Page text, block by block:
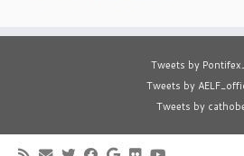
Tweets by
Tweets by
Tweets by